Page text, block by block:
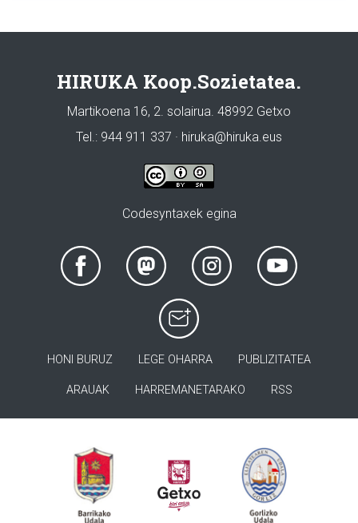
HIRUKA Koop.Sozietatea.
Martikoena 16, 2. solairua. 48992 Getxo
Tel.: 944 911 337 · hiruka@hiruka.eus
Codesyntaxek egina
HONI BURUZ LEGE OHARRA PUBLIZITATEA
ARAUAK HARREMANETARAKO RSS